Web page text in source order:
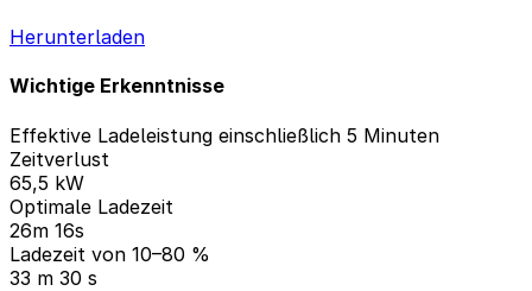
Herunterladen
Wichtige Erkenntnisse
Effektive Ladeleistung einschließlich 5 Minuten
Zeitverlust
65,5 kW
Optimale Ladezeit
26m 16s
Ladezeit von 10–80 %
33 m 30 s